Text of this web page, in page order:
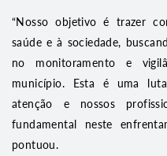
“Nosso objetivo é trazer
saúde e à sociedade,
no monitoramento e
município. Esta é uma
atenção e nossos
fundamental neste
pontuou.